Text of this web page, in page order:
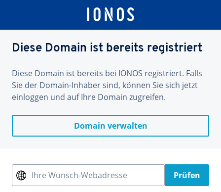
Diese Domain ist bereits registriert
Diese Domain ist bereits bei IONOS registriert. Falls
Sie der Domain-Inhaber sind, können Sie sich jetzt
einloggen und auf Ihre Domain zugreifen.
Domain verwalten
Ihre Wunsch-Webadresse Prüfen